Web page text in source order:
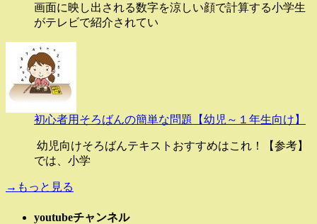
画面に映し出される数字を涼しい顔で計算する小学生
がテレビで紹介されてい
初心者用そろばんの簡単な問題【幼児～１年生向け】
幼児向けそろばんテキストおすすめはこれ！【参考】
では、小学
→もっと見る
youtubeチャンネル